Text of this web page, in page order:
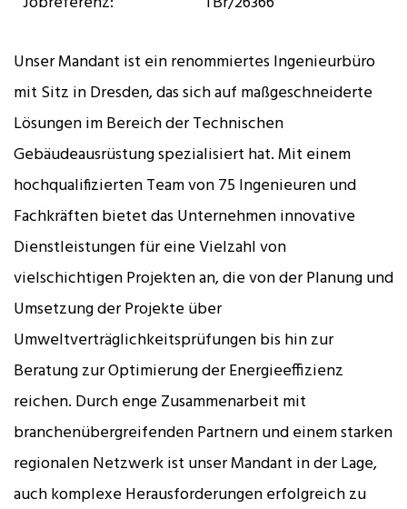
Unser Mandant ist ein renommiertes Ingenieurbüro
mit Sitz in Dresden, das sich auf maßgeschneiderte
Lösungen im Bereich der Technischen
Gebäudeausrüstung spezialisiert hat. Mit einem
hochqualifizierten Team von 75 Ingenieuren und
Fachkräften bietet das Unternehmen innovative
Dienstleistungen für eine Vielzahl von
vielschichtigen Projekten an, die von der Planung und
Umsetzung der Projekte über
Umweltverträglichkeitsprüfungen bis hin zur
Beratung zur Optimierung der Energieeffizienz
reichen. Durch enge Zusammenarbeit mit
branchenübergreifenden Partnern und einem starken
regionalen Netzwerk ist unser Mandant in der Lage,
auch komplexe Herausforderungen erfolgreich zu